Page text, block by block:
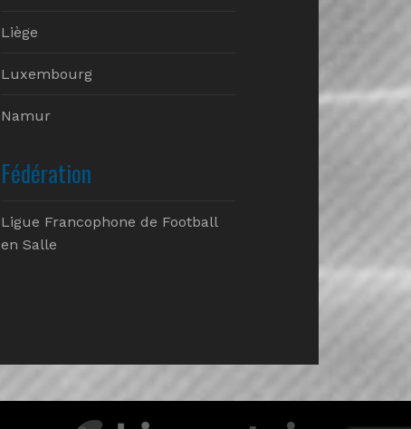
Liège
Luxembourg
Namur
Fédération
Ligue Francophone de Football
en Salle